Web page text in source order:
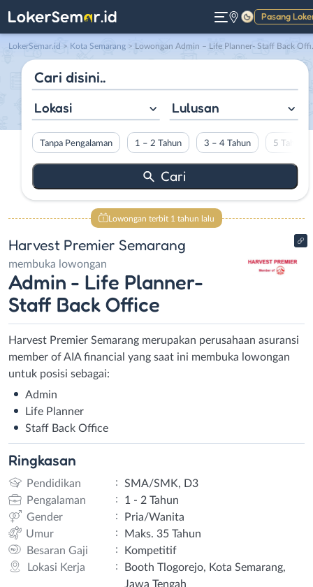
Pasang
Gelap
LokerSemar.id > Kota Semarang > Lowongan Admin – Life Planner- Staff Back Office di Harvest Premier Semarang
Lokasi Lulusan
Tanpa Pengalaman 1 – 2 Tahun 3 – 4 Tahun 5 Tahun
Lowongan terbit 1 tahun lalu
Harvest Premier Semarang
membuka lowongan
Admin - Life Planner-
Staff Back Office
Harvest Premier Semarang merupakan perusahaan asuransi
member of AIA financial yang saat ini membuka lowongan
untuk posisi sebagai:
Admin
Life Planner
Staff Back Office
Ringkasan
Pendidikan :
SMA/SMK, D3
Pengalaman
:
1 - 2 Tahun
Gender
:
Pria/Wanita
Umur
:
Maks. 35 Tahun
Besaran Gaji
:
Kompetitif
Lokasi Kerja
:
Booth Tlogorejo, Kota Semarang,
Jawa Tengah